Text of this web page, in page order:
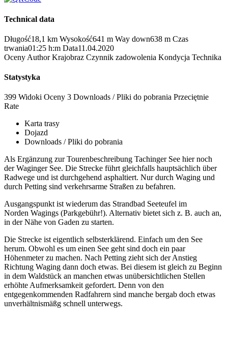
Technical data
Długość18,1 km Wysokość641 m Way down638 m Czas
trwania01:25 h:m Data11.04.2020
Oceny Author Krajobraz Czynnik zadowolenia Kondycja Technika
Statystyka
399 Widoki Oceny 3 Downloads / Pliki do pobrania Przeciętnie
Rate
Karta trasy
Dojazd
Downloads / Pliki do pobrania
Als Ergänzung zur Tourenbeschreibung Tachinger See hier noch
der Waginger See. Die Strecke führt gleichfalls hauptsächlich über
Radwege und ist durchgehend asphaltiert. Nur durch Waging und
durch Petting sind verkehrsarme Straßen zu befahren.
Ausgangspunkt ist wiederum das Strandbad Seeteufel im
Norden Wagings (Parkgebühr!). Alternativ bietet sich z. B. auch an,
in der Nähe von Gaden zu starten.
Die Strecke ist eigentlich selbsterklärend. Einfach um den See
herum. Obwohl es um einen See geht sind doch ein paar
Höhenmeter zu machen. Nach Petting zieht sich der Anstieg
Richtung Waging dann doch etwas. Bei diesem ist gleich zu Beginn
in dem Waldstück an manchen etwas unübersichtlichen Stellen
erhöhte Aufmerksamkeit gefordert. Denn von den
entgegenkommenden Radfahrern sind manche bergab doch etwas
unverhältnismäßg schnell unterwegs.